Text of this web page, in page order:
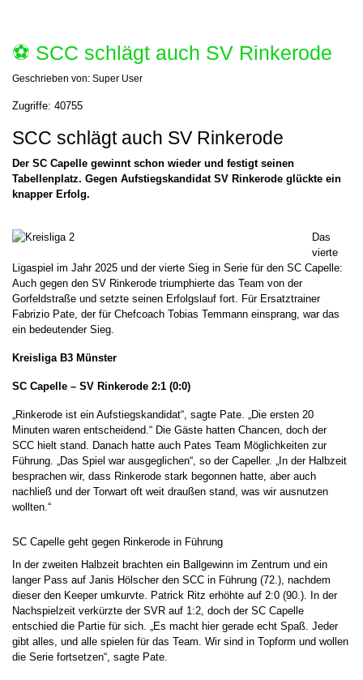
⚽️ SCC schlägt auch SV Rinkerode
Geschrieben von: Super User
Zugriffe: 40755
SCC schlägt auch SV Rinkerode
Der SC Capelle gewinnt schon wieder und festigt seinen
Tabellenplatz. Gegen Aufstiegskandidat SV Rinkerode glückte ein
knapper Erfolg.
Das
vierte
Ligaspiel im Jahr 2025 und der vierte Sieg in Serie für den SC Capelle:
Auch gegen den SV Rinkerode triumphierte das Team von der
Gorfeldstraße und setzte seinen Erfolgslauf fort. Für Ersatztrainer
Fabrizio Pate, der für Chefcoach Tobias Temmann einsprang, war das
ein bedeutender Sieg.
Kreisliga B3 Münster
SC Capelle – SV Rinkerode 2:1 (0:0)
„Rinkerode ist ein Aufstiegskandidat“, sagte Pate. „Die ersten 20
Minuten waren entscheidend.“ Die Gäste hatten Chancen, doch der
SCC hielt stand. Danach hatte auch Pates Team Möglichkeiten zur
Führung. „Das Spiel war ausgeglichen“, so der Capeller. „In der Halbzeit
besprachen wir, dass Rinkerode stark begonnen hatte, aber auch
nachließ und der Torwart oft weit draußen stand, was wir ausnutzen
wollten.“
SC Capelle geht gegen Rinkerode in Führung
In der zweiten Halbzeit brachten ein Ballgewinn im Zentrum und ein
langer Pass auf Janis Hölscher den SCC in Führung (72.), nachdem
dieser den Keeper umkurvte. Patrick Ritz erhöhte auf 2:0 (90.). In der
Nachspielzeit verkürzte der SVR auf 1:2, doch der SC Capelle
entschied die Partie für sich. „Es macht hier gerade echt Spaß. Jeder
gibt alles, und alle spielen für das Team. Wir sind in Topform und wollen
die Serie fortsetzen“, sagte Pate.